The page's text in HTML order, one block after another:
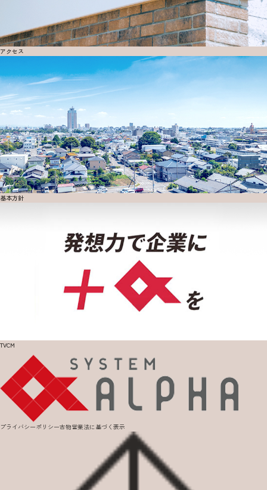
アクセス
基本方針
TVCM
プライバシーポリシー古物営業法に基づく表示